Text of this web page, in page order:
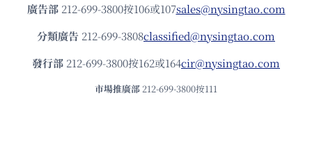
廣告部212-699-3800按106或107sales@nysingtao.com
分類廣告 212-699-3808classified@nysingtao.com
發⾏部 212-699-3800按162或164cir@nysingtao.com
市場推廣部 212-699-3800按111